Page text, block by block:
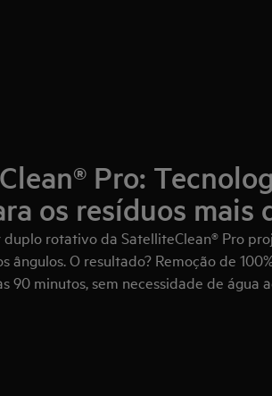
Pro:
os resíduos mais
duplo rotativo da SatelliteClean® Pro
ângulos. O resultado? Remoção de
90 minutos, sem necessidade de água